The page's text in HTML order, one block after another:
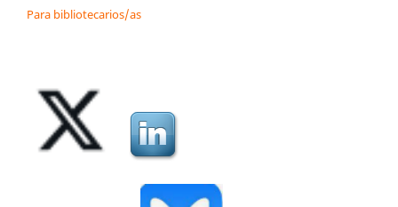
Para bibliotecarios/as